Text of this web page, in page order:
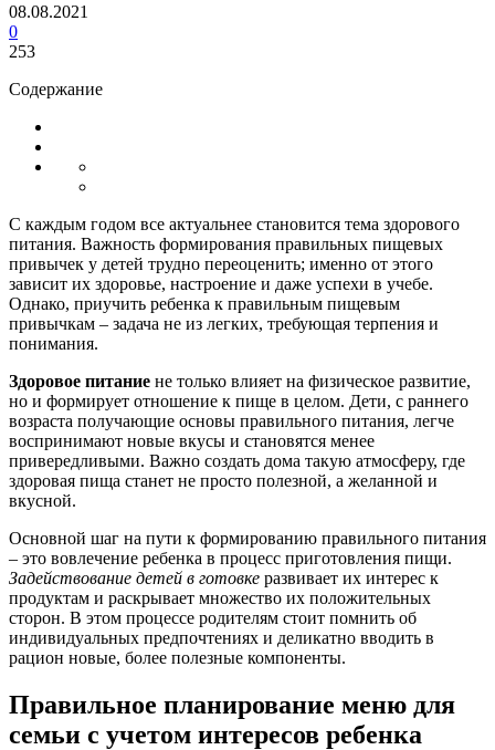
08.08.2021
0
253
Содержание
С каждым годом все актуальнее становится тема здорового
питания. Важность формирования правильных пищевых
привычек у детей трудно переоценить; именно от этого
зависит их здоровье, настроение и даже успехи в учебе.
Однако, приучить ребенка к правильным пищевым
привычкам – задача не из легких, требующая терпения и
понимания.
Здоровое питание не только влияет на физическое развитие,
но и формирует отношение к пище в целом. Дети, с раннего
возраста получающие основы правильного питания, легче
воспринимают новые вкусы и становятся менее
привередливыми. Важно создать дома такую атмосферу, где
здоровая пища станет не просто полезной, а желанной и
вкусной.
Основной шаг на пути к формированию правильного питания
– это вовлечение ребенка в процесс приготовления пищи.
Задействование детей в готовке развивает их интерес к
продуктам и раскрывает множество их положительных
сторон. В этом процессе родителям стоит помнить об
индивидуальных предпочтениях и деликатно вводить в
рацион новые, более полезные компоненты.
Правильное планирование меню для
семьи с учетом интересов ребенка